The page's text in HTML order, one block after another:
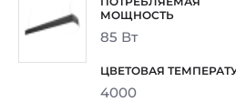
85 Вт
4000